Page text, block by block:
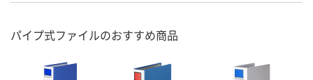
パイプ式ファイルのおすすめ商品